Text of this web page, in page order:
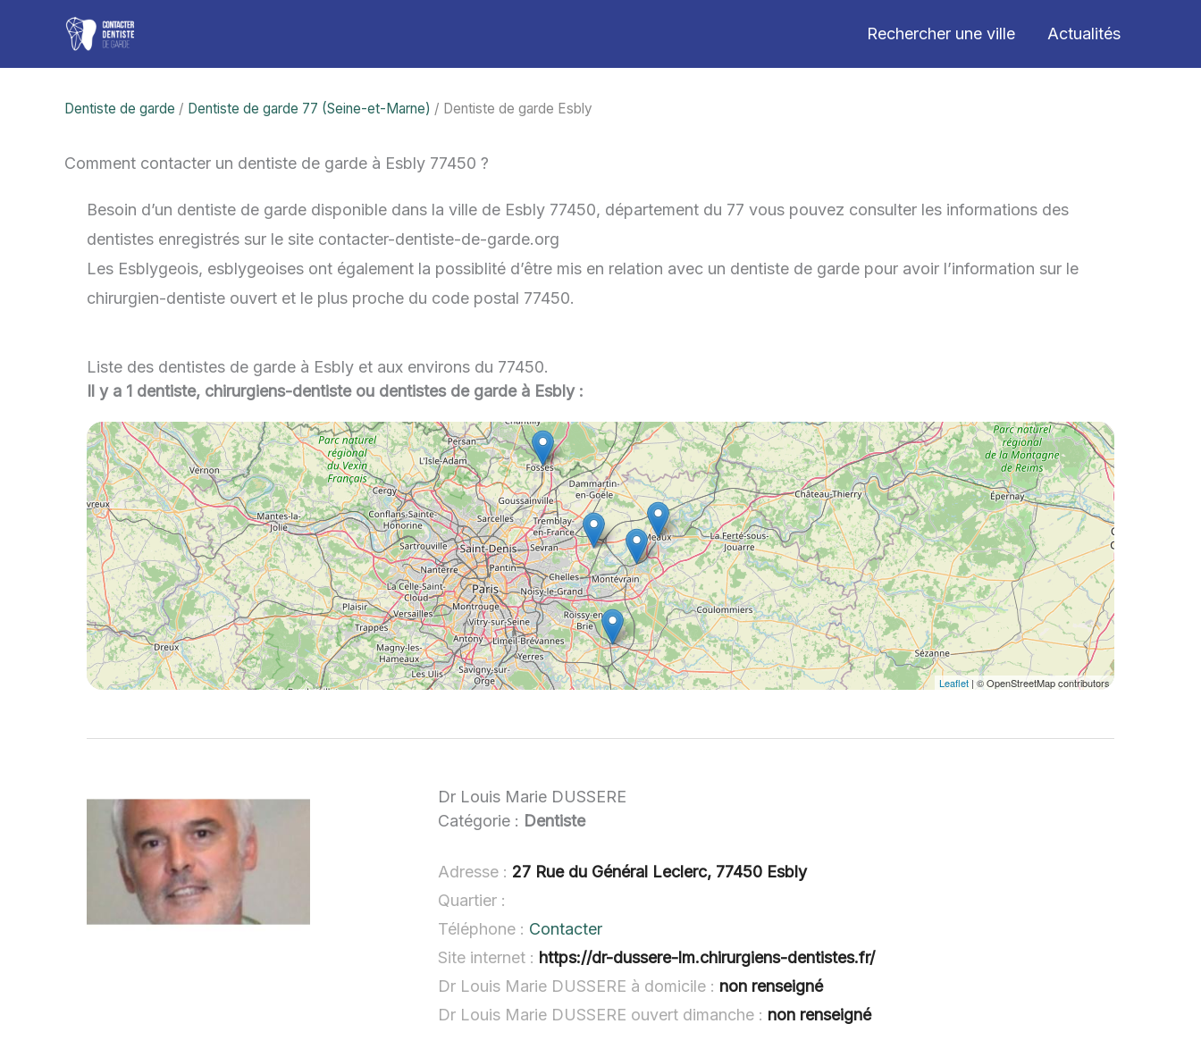
contenu
Rechercher une ville Actualités
Dentiste de garde / Dentiste de garde 77 (Seine-et-Marne) / Dentiste de garde Esbly
Comment contacter un dentiste de garde à Esbly 77450 ?
Besoin d’un dentiste de garde disponible dans la ville de Esbly 77450, département du 77 vous pouvez consulter les informations des
dentistes enregistrés sur le site contacter-dentiste-de-garde.org
Les Esblygeois, esblygeoises ont également la possiblité d’être mis en relation avec un dentiste de garde pour avoir l’information sur le
chirurgien-dentiste ouvert et le plus proche du code postal 77450.
Liste des dentistes de garde à Esbly et aux environs du 77450.
Il y a 1 dentiste, chirurgiens-dentiste ou dentistes de garde à Esbly :
Leaflet | © OpenStreetMap contributors
Dr Louis Marie DUSSERE
Catégorie : Dentiste
Adresse : 27 Rue du Général Leclerc, 77450 Esbly
Quartier :
Téléphone : Contacter
Site internet : https://dr-dussere-lm.chirurgiens-dentistes.fr/
Dr Louis Marie DUSSERE à domicile : non renseigné
Dr Louis Marie DUSSERE ouvert dimanche : non renseigné